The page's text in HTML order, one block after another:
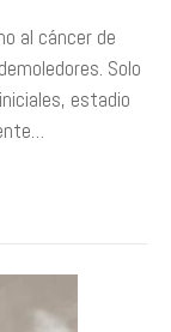
al cáncer de
Solo
estadio